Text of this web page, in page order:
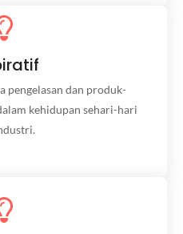
pengelasan dan produk-
kehidupan sehari-hari
pengelasan dan produk-
kehidupan sehari-hari